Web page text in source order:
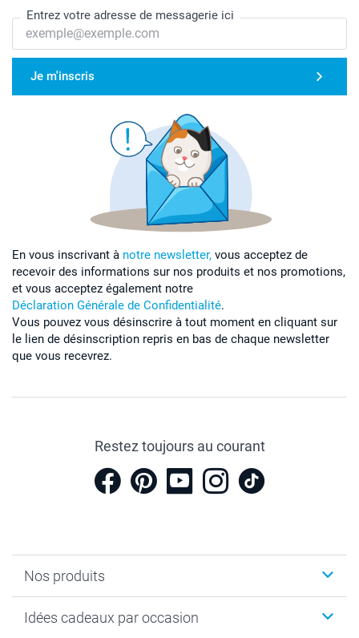
Entrez votre adresse de messagerie ici
Je m'inscris
En vous inscrivant à notre newsletter, vous acceptez de
recevoir des informations sur nos produits et nos promotions,
et vous acceptez également notre
Déclaration Générale de Confidentialité.
Vous pouvez vous désinscrire à tout moment en cliquant sur
le lien de désinscription repris en bas de chaque newsletter
que vous recevrez.
Restez toujours au courant
Nos produits
Calendrier photo & Agenda photo
Idées cadeaux par occasion